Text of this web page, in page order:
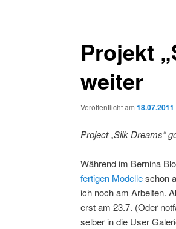
Projekt
weiter
Veröffentlicht am 18.07.2011
Project „Silk Dreams“
Während im Bernina
fertigen Modelleschon
ich noch am Arbeiten.
erst am 23.7. (Oder
selber in die User